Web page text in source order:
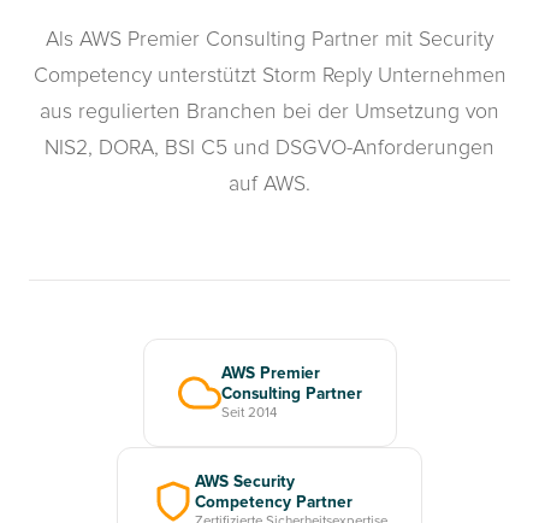
Als AWS Premier Consulting Partner mit Security
Competency unterstützt Storm Reply Unternehmen
aus regulierten Branchen bei der Umsetzung von
NIS2, DORA, BSI C5 und DSGVO-Anforderungen
auf AWS.
AWS Premier
Consulting Partner
Seit 2014
AWS Security
Competency Partner